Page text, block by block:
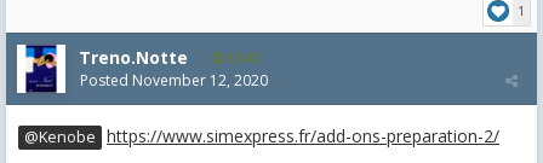
1
Treno.Notte 5,543
Posted November 12, 2020
@Kenobe https://www.simexpress.fr/add-ons-preparation-2/